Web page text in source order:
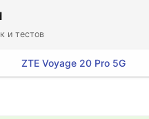
и тестов
ZTE Voyage 20 Pro 5G